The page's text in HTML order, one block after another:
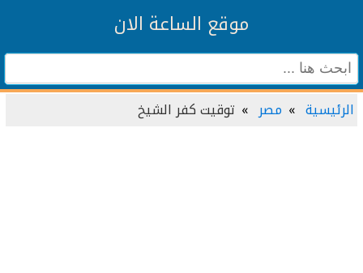
موقع الساعة الان
الرئيسية مصر توقيت كفر الشيخ